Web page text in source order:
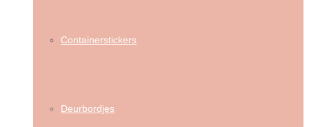
Containerstickers
Deurbordjes